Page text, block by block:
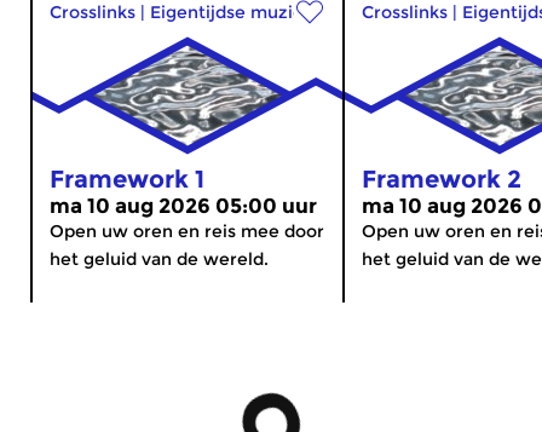
Crosslinks | Eigentijdse muziek
Framework 1
ma 10 aug 2026 05:00 uur
Open uw oren en reis mee door
het geluid van de wereld.
Crosslinks |
Framework 2
ma 10 aug 2026
Open uw oren en
het geluid van de